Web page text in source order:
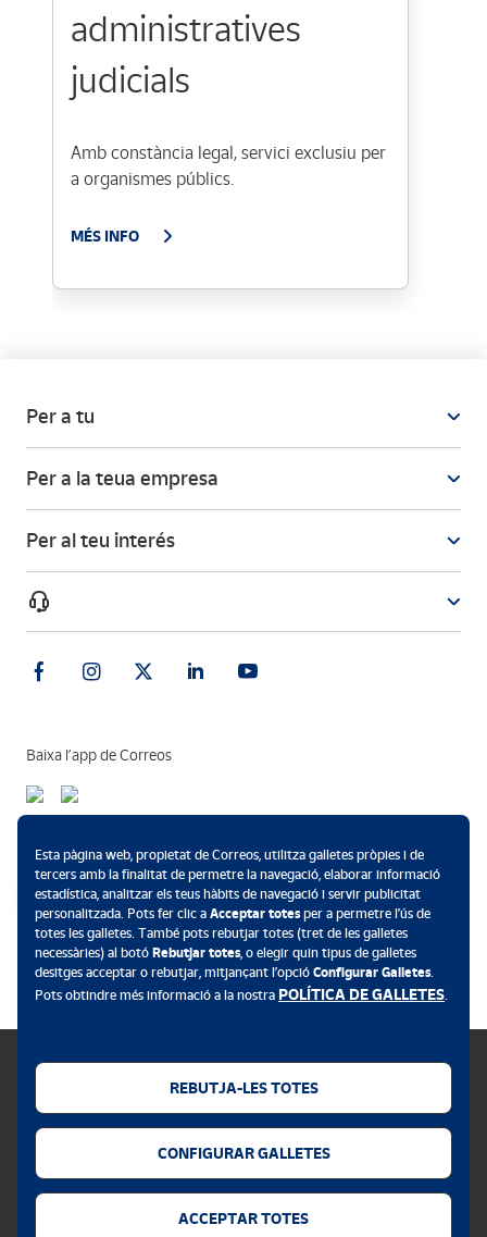
administratives
judicials
Amb constància legal, servici exclusiu per
a organismes públics.
MÉS INFO
Per a tu
Per a la teua empresa
Per al teu interés
Baixa l’app de Correos
Política de galletes
Avís legal
Esta pàgina web, propietat de Correos, utilitza galletes pròpies i de
tercers amb la finalitat de permetre la navegació, elaborar informació
estadística, analitzar els teus hàbits de navegació i servir publicitat
personalitzada. Pots fer clic a Acceptar totesper a permetre l’ús de
totes les galletes. També pots rebutjar totes (tret de les galletes
necessàries) al botó Rebutjar totes, o elegir quin tipus de galletes
desitges acceptar o rebutjar, mitjançant l’opció Configurar Galletes.
Pots obtindre més informació a la nostra POLÍTICA DE GALLETES.
REBUTJA-LES TOTES
CONFIGURAR GALLETES
ACCEPTAR TOTES